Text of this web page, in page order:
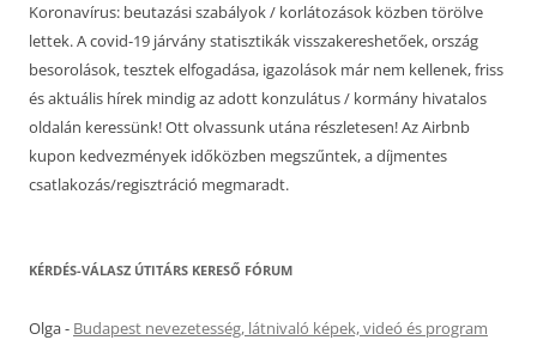
Koronavírus: beutazási szabályok / korlátozások közben törölve
lettek. A covid-19 járvány statisztikák visszakereshetőek, ország
besorolások, tesztek elfogadása, igazolások már nem kellenek, friss
és aktuális hírek mindig az adott konzulátus / kormány hivatalos
oldalán keressünk! Ott olvassunk utána részletesen! Az Airbnb
kupon kedvezmények időközben megszűntek, a díjmentes
csatlakozás/regisztráció megmaradt.
KÉRDÉS-VÁLASZ ÚTITÁRS KERESŐ FÓRUM
Olga- Budapest nevezetesség, látnivaló képek, videó és program